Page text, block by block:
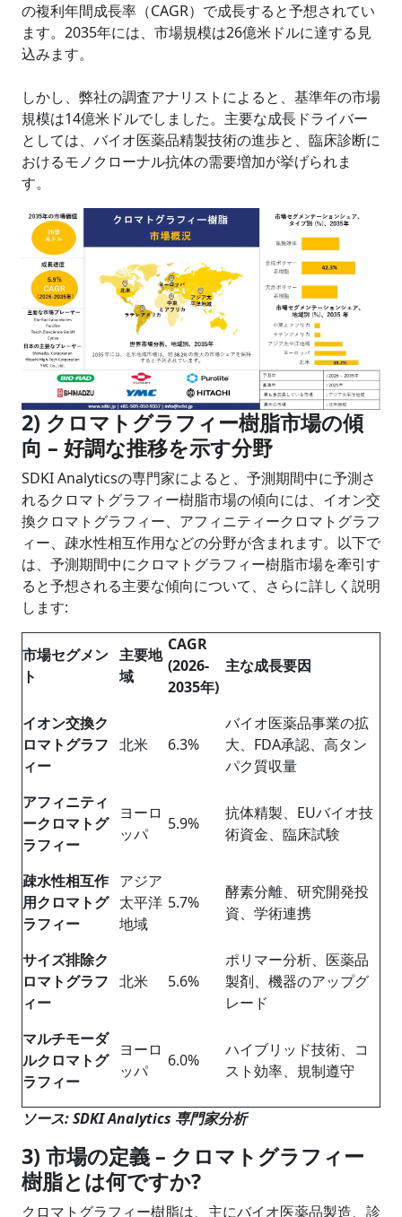
の複利年間成長率（CAGR）で成長すると予想されてい
ます。2035年には、市場規模は26億米ドルに達する見
込みます。
しかし、弊社の調査アナリストによると、基準年の市場
規模は14億米ドルでしました。主要な成長ドライバー
としては、バイオ医薬品精製技術の進歩と、臨床診断に
おけるモノクローナル抗体の需要増加が挙げられま
す。
2) クロマトグラフィー樹脂市場の傾
向 – 好調な推移を示す分野
SDKI Analyticsの専門家によると、予測期間中に予測さ
れるクロマトグラフィー樹脂市場の傾向には、イオン交
換クロマトグラフィー、アフィニティークロマトグラフ
ィー、疎水性相互作用などの分野が含まれます。以下で
は、予測期間中にクロマトグラフィー樹脂市場を牽引す
ると予想される主要な傾向について、さらに詳しく説明
します:
市場セグメン
ト
主要地
域
CAGR
(2026-
2035年)
主な成長要因
イオン交換ク
ロマトグラフ
ィー
北米 6.3%
バイオ医薬品事業の拡
大、FDA承認、高タン
パク質収量
アフィニティ
ークロマトグ
ラフィー
ヨーロ
ッパ
5.9%
抗体精製、EUバイオ技
術資金、臨床試験
疎水性相互作
用クロマトグ
ラフィー
アジア
太平洋
地域
5.7%
酵素分離、研究開発投
資、学術連携
サイズ排除ク
ロマトグラフ
ィー
北米 5.6%
ポリマー分析、医薬品
製剤、機器のアップグ
レード
マルチモーダ
ルクロマトグ
ラフィー
ヨーロ
ッパ
6.0%
ハイブリッド技術、コ
スト効率、規制遵守
ソース: SDKI Analytics 専門家分析
3) 市場の定義 – クロマトグラフィー
樹脂とは何ですか?
クロマトグラフィー樹脂は、主にバイオ医薬品製造、診